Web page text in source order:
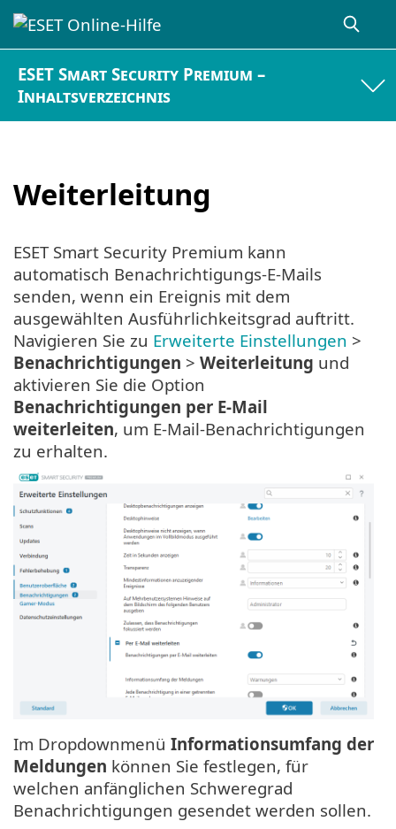
ESET Smart Security Premium –
Inhaltsverzeichnis
Weiterleitung
ESET Smart Security Premium kann
automatisch Benachrichtigungs-E-Mails
senden, wenn ein Ereignis mit dem
ausgewählten Ausführlichkeitsgrad auftritt.
Navigieren Sie zu Erweiterte Einstellungen >
Benachrichtigungen > Weiterleitung und
aktivieren Sie die Option
Benachrichtigungen per E-Mail
weiterleiten, um E-Mail-Benachrichtigungen
zu erhalten.
Im Dropdownmenü Informationsumfang der
Meldungen können Sie festlegen, für
welchen anfänglichen Schweregrad
Benachrichtigungen gesendet werden sollen.